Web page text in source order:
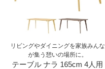
リビングやダイニングを家族みんな
が集う憩いの場所に。
テーブル ナラ 165cm 4人用